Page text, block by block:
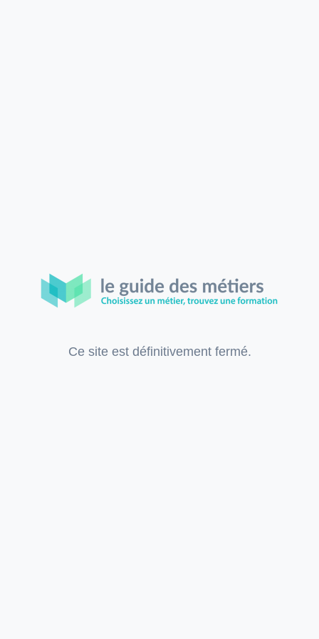
Ce site est définitivement fermé.